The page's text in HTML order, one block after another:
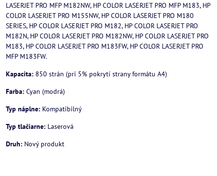
LASERJET PRO MFP M182NW, HP COLOR LASERJET PRO MFP M183, HP
COLOR LASERJET PRO M155NW, HP COLOR LASERJET PRO M180
SERIES, HP COLOR LASERJET PRO M182, HP COLOR LASERJET PRO
M182N, HP COLOR LASERJET PRO M182NW, HP COLOR LASERJET PRO
M183, HP COLOR LASERJET PRO M183FW, HP COLOR LASERJET PRO
MFP M183FW.
Kapacita: 850 strán (pri 5% pokrytí strany formátu A4)
Farba: Cyan (modrá)
Typ náplne: Kompatibilný
Typ tlačiarne: Laserová
Druh: Nový produkt